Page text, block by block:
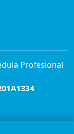
Profesional